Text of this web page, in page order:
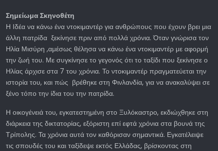
Σημείωμα Σκηνοθέτη
Η Ιδέα να κάνω ένα ντοκιμαντέρ για ανθρώπους που έχουν βρει μια
άλλη πατρίδα ξεκίνησε πριν από πολλά χρόνια. Όταν γνώρισα τον
Ηλία Μισύρη ,αμέσως θέλησα να κάνω ένα ντοκιμαντέρ με αφορμή
την ζωή του. Με συγκίνησε το γεγονός ότι το ταξίδι που ξεκίνησε ο
Ηλίας άρχισε στα 7 του χρόνια. Το ντοκιμαντέρ πραγματεύεται την
ιστορία του, και πώς βρέθηκε στη Φινλανδία, για να ανακαλύψει σε
ξένο τόπο την ίδια του την πατρίδα.
Η οικογένειά του, εγκατεστημένη στο Ξυλόκαστρο, εκδιώχθηκε στη
διάρκεια της δικτατορίας, εξόριστη επί εφτά χρόνια στα βουνά της
Τρίπολης. Τα χρόνια αυτά τον καθόρισαν σημαντικά. Εγκατέλειψε
τις σπουδές του και ταξίδεψε εκτός Ελλάδας, βρίσκοντας στη